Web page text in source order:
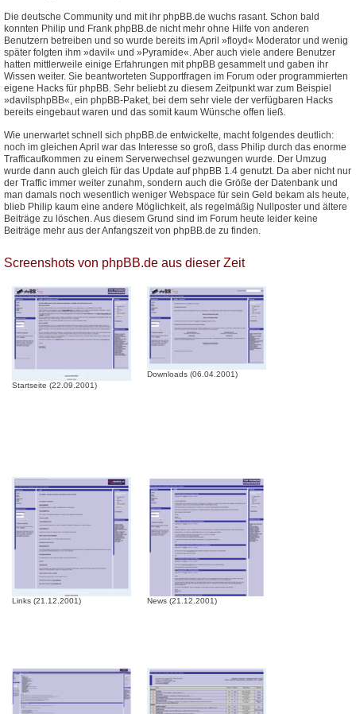
Die deutsche Community und mit ihr phpBB.de wuchs rasant. Schon bald
konnten Philip und Frank phpBB.de nicht mehr ohne Hilfe von anderen
Benutzern betreiben und so wurde bereits im April »floyd« Moderator und wenig
später folgten ihm »davil« und »Pyramide«. Aber auch viele andere Benutzer
hatten mittlerweile einige Erfahrungen mit phpBB gesammelt und gaben ihr
Wissen weiter. Sie beantworteten Supportfragen im Forum oder programmierten
eigene Hacks für phpBB. Sehr beliebt zu diesem Zeitpunkt war zum Beispiel
»davilsphpBB«, ein phpBB-Paket, bei dem sehr viele der verfügbaren Hacks
bereits eingebaut waren und das somit kaum Wünsche offen ließ.
Wie unerwartet schnell sich phpBB.de entwickelte, macht folgendes deutlich:
noch im gleichen April war das Interesse so groß, dass Philip durch das enorme
Trafficaufkommen zu einem Serverwechsel gezwungen wurde. Der Umzug
wurde dann auch gleich für das Update auf phpBB 1.4 genutzt. Da aber nicht nur
der Traffic immer weiter zunahm, sondern auch die Größe der Datenbank und
man damals noch wesentlich weniger Webspace für sein Geld bekam als heute,
blieb Philip kaum eine andere Möglichkeit, als regelmäßig Nullposter und ältere
Beiträge zu löschen. Aus diesem Grund sind im Forum heute leider keine
Beiträge mehr aus der Anfangszeit von phpBB.de zu finden.
Screenshots von phpBB.de aus dieser Zeit
Startseite (22.09.2001)
Downloads (06.04.2001)
Links (21.12.2001) News (21.12.2001)